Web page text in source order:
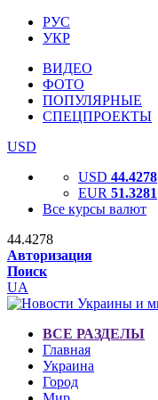
РУС
УКР
ВИДЕО
ФОТО
ПОПУЛЯРНЫЕ
СПЕЦПРОЕКТЫ
USD
USD 44.4278
EUR 51.3281
Все курсы валют
44.4278
Авторизация
Поиск
UA
ВСЕ РАЗДЕЛЫ
Главная
Украина
Город